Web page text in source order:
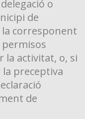
o
de
corresponent
la activitat, o, si
la preceptiva
de